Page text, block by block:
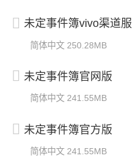
未定事件簿vivo渠道服
简体中文 250.28MB
未定事件簿官网版
简体中文 241.55MB
未定事件簿官方版
简体中文 241.55MB